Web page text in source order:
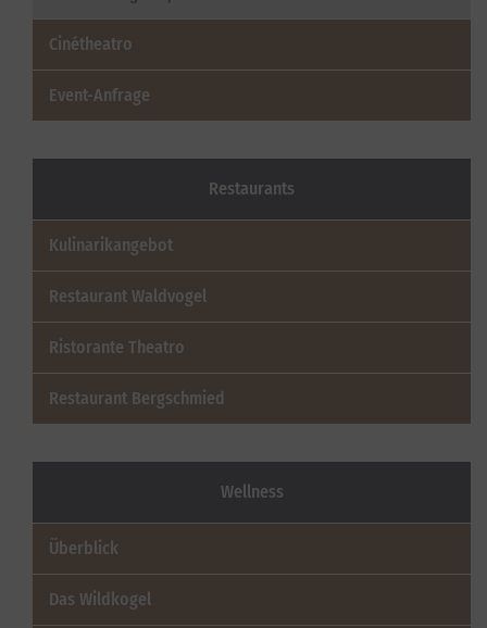
Cinétheatro
Event-Anfrage
Restaurants
Kulinarikangebot
Restaurant Waldvogel
Ristorante Theatro
Restaurant Bergschmied
Wellness
Überblick
Das Wildkogel